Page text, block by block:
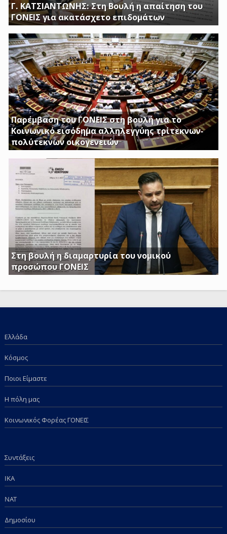
Γ. ΚΑΤΣΙΑΝΤΩΝΗΣ: Στη Βουλή η απαίτηση του
ΓΟΝΕΙΣ για ακατάσχετο επιδομάτων
Παρέμβαση του ΓΟΝΕΙΣ στη βουλή για το
Κοινωνικό εισόδημα αλληλεγγύης τρίτεκνων-
πολύτεκνων οικογενειών
Τέκνων, καθώς και το Ειδικό Επίδομα Στήριξης σε
Τρίτεκνες – Πολύτεκνες οικογένειες από τα εισοδηματικά
κριτήρια όπως αυτά καθορίζονται με το υπ’ αριθμ. 128/24-
1-2017 ΦΕΚ
Στη βουλή η διαμαρτυρία του νομικού
προσώπου ΓΟΝΕΙΣ
Απόφαση και τα επιδόματα των παιδιών μας; Πόση
Ελλάδα
Κόσμος
Ποιοι Είμαστε
Η πόλη μας
Κοινωνικός Φορέας ΓΟΝΕΙΣ
Συντάξεις
IKA
NAT
Δημοσίου